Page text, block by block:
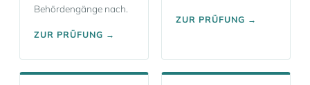
Behördengänge nach.
ZUR PRÜFUNG →
ZUR PRÜFUNG →